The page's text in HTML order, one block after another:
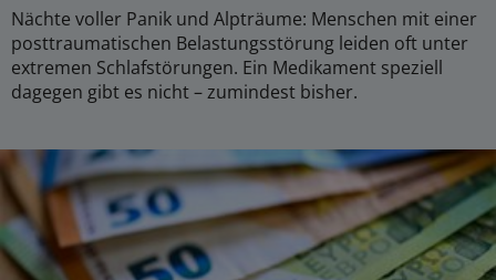
Nächte voller Panik und Alpträume: Menschen mit einer
posttraumatischen Belastungsstörung leiden oft unter
extremen Schlafstörungen. Ein Medikament speziell
dagegen gibt es nicht – zumindest bisher.